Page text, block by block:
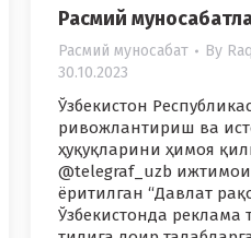
Расмий
Расмий муносабат By
30.10.2023
Ўзбекистон
ривожлантириш ва
ҳуқуқларини ҳимоя
@telegraf_uzb
ёритилган “Давлат
Ўзбекистонда реклама